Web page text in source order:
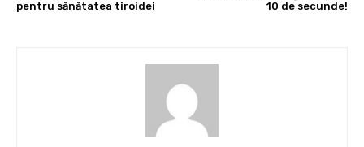
pentru sănătatea tiroidei
10 de secunde!